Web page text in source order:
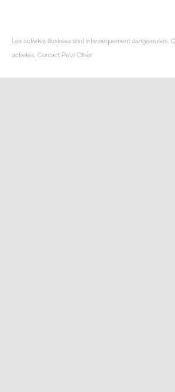
Les activités illustrées sont intrinsèquement dangereuses.
activités. Contact Petzl Other